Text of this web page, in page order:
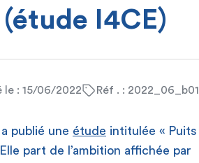
I4CE)
le : 15/06/2022 Réf . : 2022_06_b01
publié une étude intitulée « Puits
part de l’ambition affichée par